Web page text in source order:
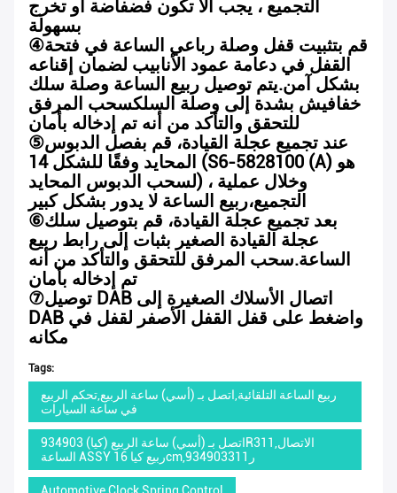
التجميع ، يجب ألا تكون فضفاضة أو تخرج
بسهولة
④قم بتثبيت قفل وصلة رباعي الساعة في فتحة
القفل في دعامة عمود الأنابيب لضمان إقناعه
بشكل آمن.يتم توصيل ربيع الساعة وصلة سلك
خفافيش بشدة إلى وصلة السلكسحب المرفق
للتحقق والتأكد من أنه تم إدخاله بأمان
⑤عند تجميع عجلة القيادة، قم بفصل الدبوس
المحايد وفقًا للشكل 14 (S6-5828100 (A) هو
لسحب الدبوس المحايد) ، وخلال عملية
التجميع،ربيع الساعة لا يدور بشكل كبير
⑥بعد تجميع عجلة القيادة، قم بتوصيل سلك
عجلة القيادة الصغير بثبات إلى رابط ربيع
الساعة.سحب المرفق للتحقق والتأكد من أنه
تم إدخاله بأمان
⑦توصيل DAB اتصال الأسلاك الصغيرة إلى
DAB واضغط على قفل القفل الأصفر لقفل في
مكانه
Tags:
ربيع الساعة التلقائية,اتصل بـ (أسي) ساعة الربيع,تحكم الربيع
في ساعة السيارات
اتصل بـ (أسي) ساعة الربيع (كيا) 934903R311,الاتصال
الساعة ASSY ربيع كيا 16cm,934903ر311